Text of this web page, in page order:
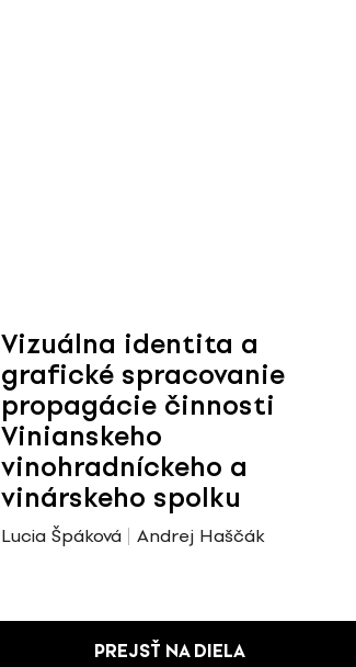
Vizuálna identita a
grafické spracovanie
propagácie činnosti
Vinianskeho
vinohradníckeho a
vinárskeho spolku
Lucia Špáková Andrej Haščák
PREJSŤ NA DIELA